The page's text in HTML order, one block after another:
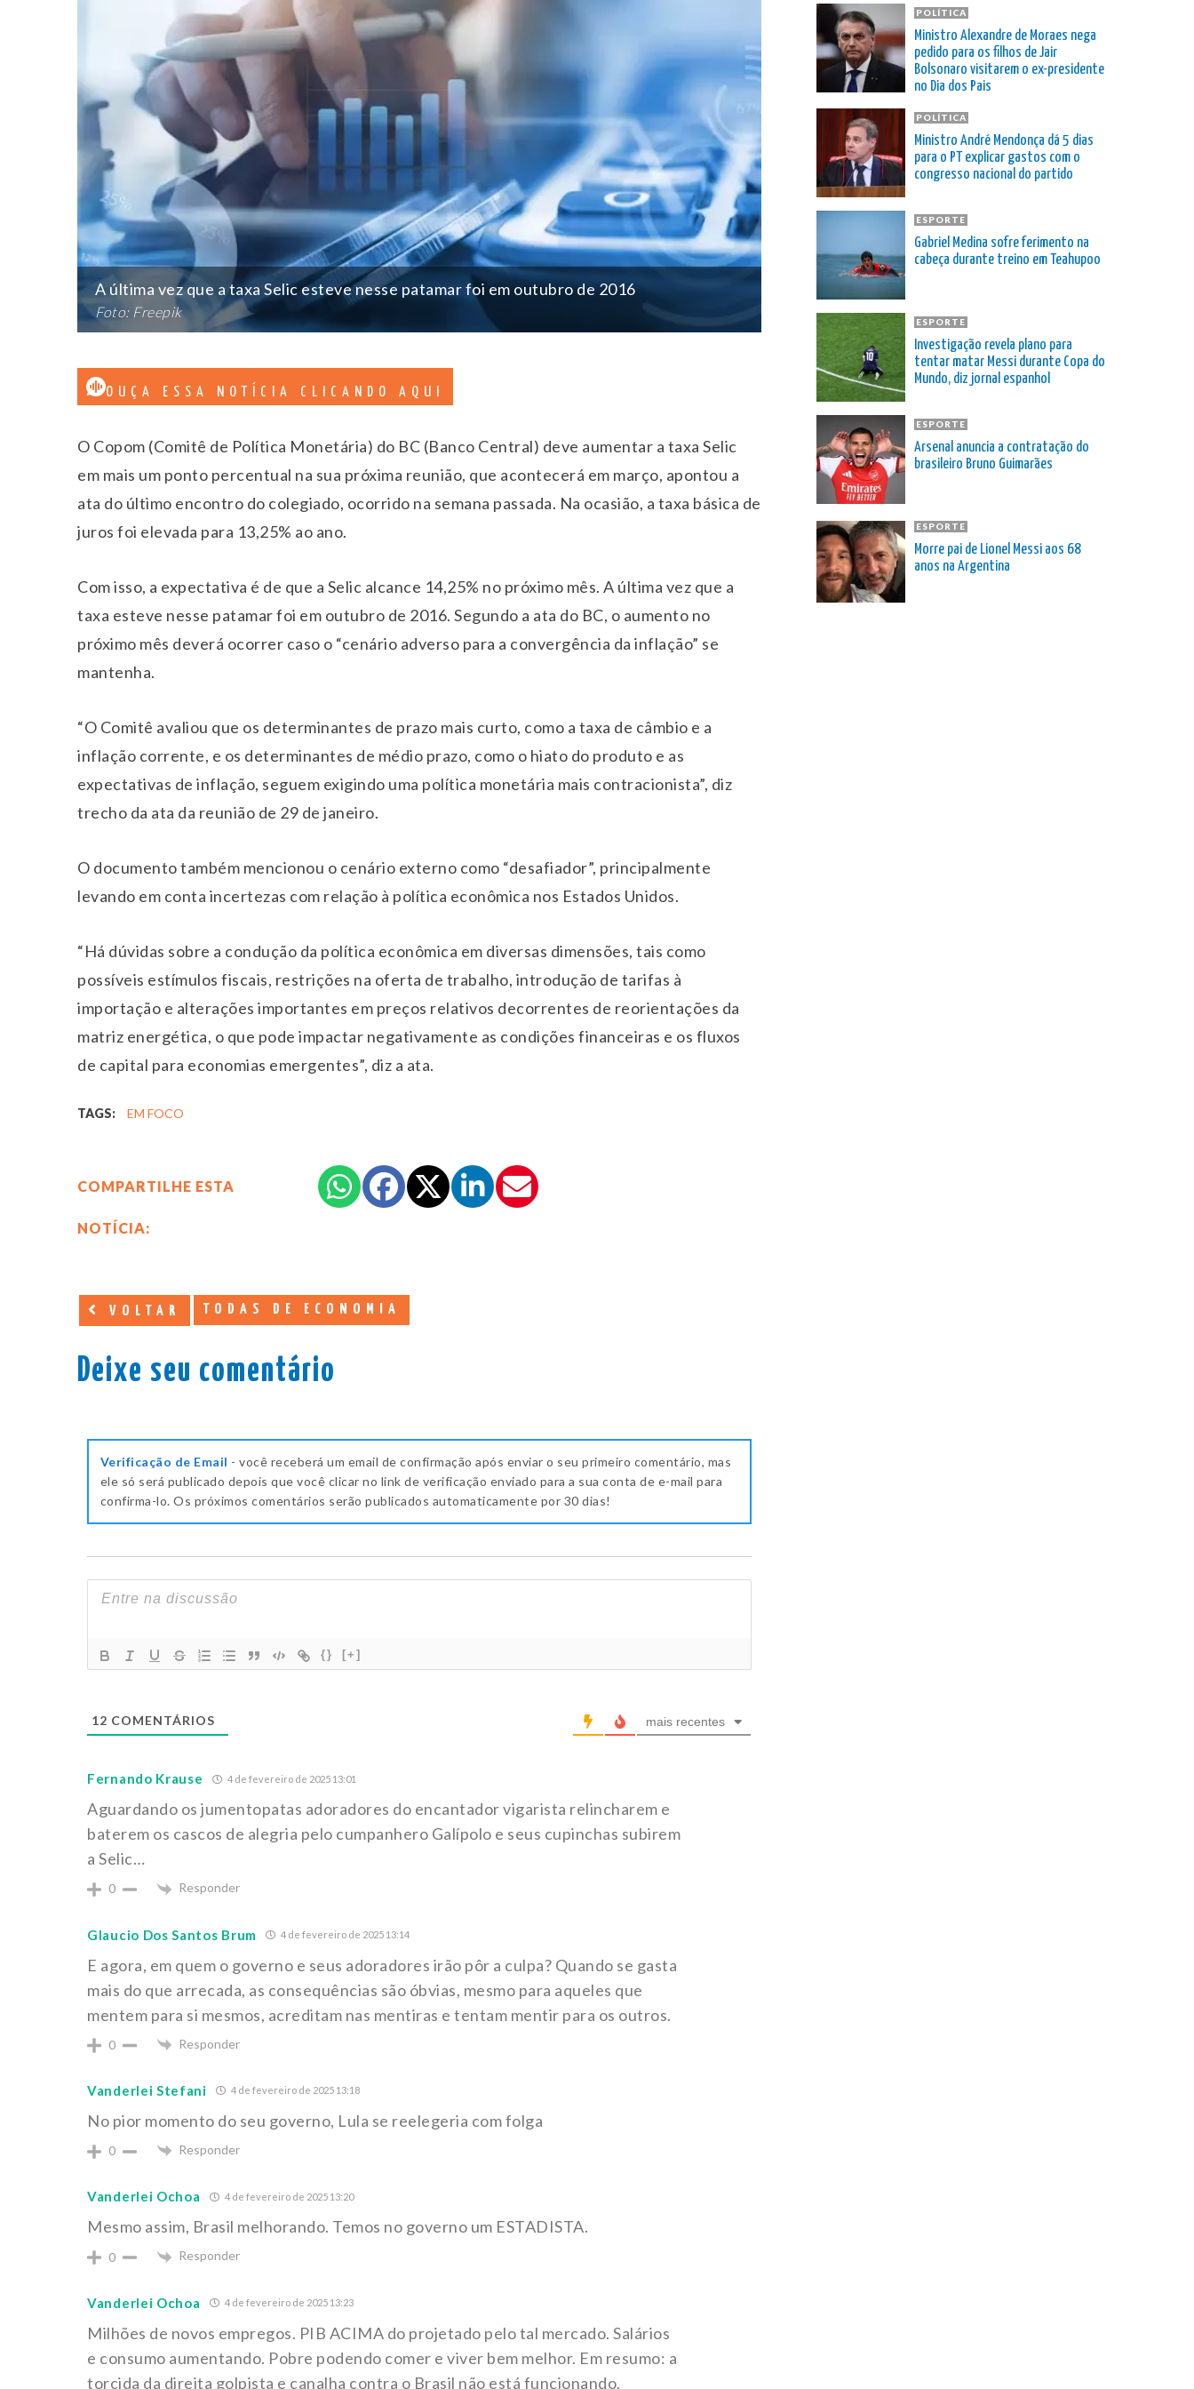
A última vez que a taxa Selic esteve nesse patamar foi em outubro de 2016
Foto: Freepik
OUÇA ESSA NOTÍCIA CLICANDO AQUI
O Copom (Comitê de Política Monetária) do BC (Banco Central) deve aumentar a taxa Selic
em mais um ponto percentual na sua próxima reunião, que acontecerá em março, apontou a
ata do último encontro do colegiado, ocorrido na semana passada. Na ocasião, a taxa básica de
juros foi elevada para 13,25% ao ano.
Com isso, a expectativa é de que a Selic alcance 14,25% no próximo mês. A última vez que a
taxa esteve nesse patamar foi em outubro de 2016. Segundo a ata do BC, o aumento no
próximo mês deverá ocorrer caso o “cenário adverso para a convergência da inflação” se
mantenha.
“O Comitê avaliou que os determinantes de prazo mais curto, como a taxa de câmbio e a
inflação corrente, e os determinantes de médio prazo, como o hiato do produto e as
expectativas de inflação, seguem exigindo uma política monetária mais contracionista”, diz
trecho da ata da reunião de 29 de janeiro.
O documento também mencionou o cenário externo como “desafiador”, principalmente
levando em conta incertezas com relação à política econômica nos Estados Unidos.
“Há dúvidas sobre a condução da política econômica em diversas dimensões, tais como
possíveis estímulos fiscais, restrições na oferta de trabalho, introdução de tarifas à
importação e alterações importantes em preços relativos decorrentes de reorientações da
matriz energética, o que pode impactar negativamente as condições financeiras e os fluxos
de capital para economias emergentes”, diz a ata.
TAGS: EM FOCO
COMPARTILHE ESTA
NOTÍCIA:
VOLTAR TODAS DE ECONOMIA
Deixe seu comentário
Verificação de Email - você receberá um email de confirmação após enviar o seu primeiro comentário, mas
ele só será publicado depois que você clicar no link de verificação enviado para a sua conta de e-mail para
confirma-lo. Os próximos comentários serão publicados automaticamente por 30 dias!
{} [+]
12 COMENTÁRIOS mais recentes
Fernando Krause 4 de fevereiro de 2025 13:01
Aguardando os jumentopatas adoradores do encantador vigarista relincharem e
baterem os cascos de alegria pelo cumpanhero Galípolo e seus cupinchas subirem
a Selic…
0 Responder
Glaucio Dos Santos Brum 4 de fevereiro de 2025 13:14
E agora, em quem o governo e seus adoradores irão pôr a culpa? Quando se gasta
mais do que arrecada, as consequências são óbvias, mesmo para aqueles que
mentem para si mesmos, acreditam nas mentiras e tentam mentir para os outros.
0 Responder
Vanderlei Stefani 4 de fevereiro de 2025 13:18
No pior momento do seu governo, Lula se reelegeria com folga
0 Responder
Vanderlei Ochoa 4 de fevereiro de 2025 13:20
Mesmo assim, Brasil melhorando. Temos no governo um ESTADISTA.
0 Responder
Vanderlei Ochoa 4 de fevereiro de 2025 13:23
Milhões de novos empregos. PIB ACIMA do projetado pelo tal mercado. Salários
e consumo aumentando. Pobre podendo comer e viver bem melhor. Em resumo: a
torcida da direita golpista e canalha contra o Brasil não está funcionando.
POLÍTICA
Ministro Alexandre de Moraes nega
pedido para os filhos de Jair
Bolsonaro visitarem o ex-presidente
no Dia dos Pais
POLÍTICA
Ministro André Mendonça dá 5 dias
para o PT explicar gastos com o
congresso nacional do partido
ESPORTE
Gabriel Medina sofre ferimento na
cabeça durante treino em Teahupoo
ESPORTE
Investigação revela plano para
tentar matar Messi durante Copa do
Mundo, diz jornal espanhol
ESPORTE
Arsenal anuncia a contratação do
brasileiro Bruno Guimarães
ESPORTE
Morre pai de Lionel Messi aos 68
anos na Argentina